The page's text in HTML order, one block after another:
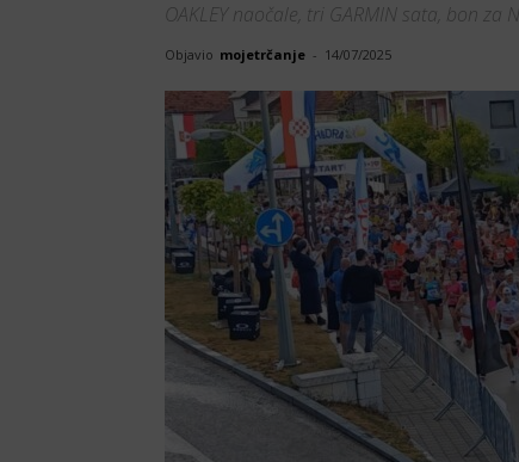
OAKLEY naočale, tri GARMIN sata, bon za
Objavio mojetrčanje - 14/07/2025